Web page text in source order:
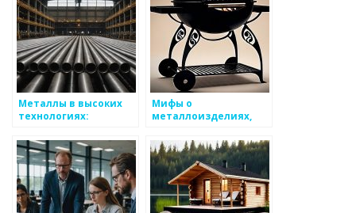
Металлы в высоких
технологиях:
перспективы
Мифы о
металлоизделиях,
развенчать